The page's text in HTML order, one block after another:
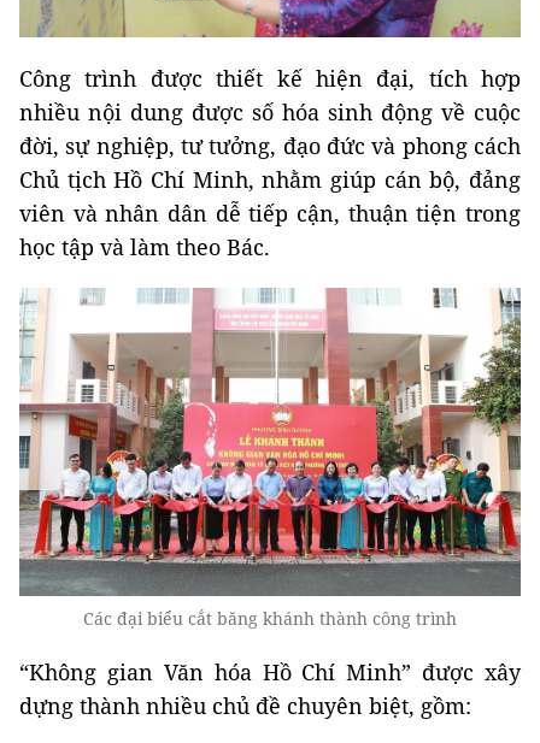
Công trình được thiết kế hiện đại, tích hợp
nhiều nội dung được số hóa sinh động về cuộc
đời, sự nghiệp, tư tưởng, đạo đức và phong cách
Chủ tịch Hồ Chí Minh, nhằm giúp cán bộ, đảng
viên và nhân dân dễ tiếp cận, thuận tiện trong
học tập và làm theo Bác.
Các đại biểu cắt băng khánh thành công trình
“Không gian Văn hóa Hồ Chí Minh” được xây
dựng thành nhiều chủ đề chuyên biệt, gồm: